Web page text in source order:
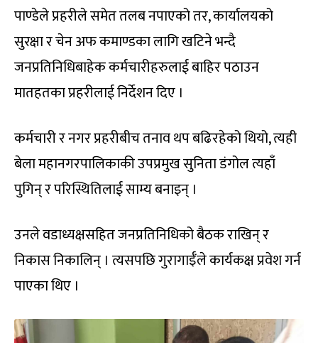
पाण्डेले प्रहरीले समेत तलब नपाएको तर, कार्यालयको
सुरक्षा र चेन अफ कमाण्डका लागि खटिने भन्दै
जनप्रतिनिधिबाहेक कर्मचारीहरुलाई बाहिर पठाउन
मातहतका प्रहरीलाई निर्देशन दिए ।
कर्मचारी र नगर प्रहरीबीच तनाव थप बढिरहेको थियो, त्यही
बेला महानगरपालिकाकी उपप्रमुख सुनिता डंगोल त्यहाँ
पुगिन् र परिस्थितिलाई साम्य बनाइन् ।
उनले वडाध्यक्षसहित जनप्रतिनिधिको बैठक राखिन् र
निकास निकालिन् । त्यसपछि गुरागाईँले कार्यकक्ष प्रवेश गर्न
पाएका थिए ।